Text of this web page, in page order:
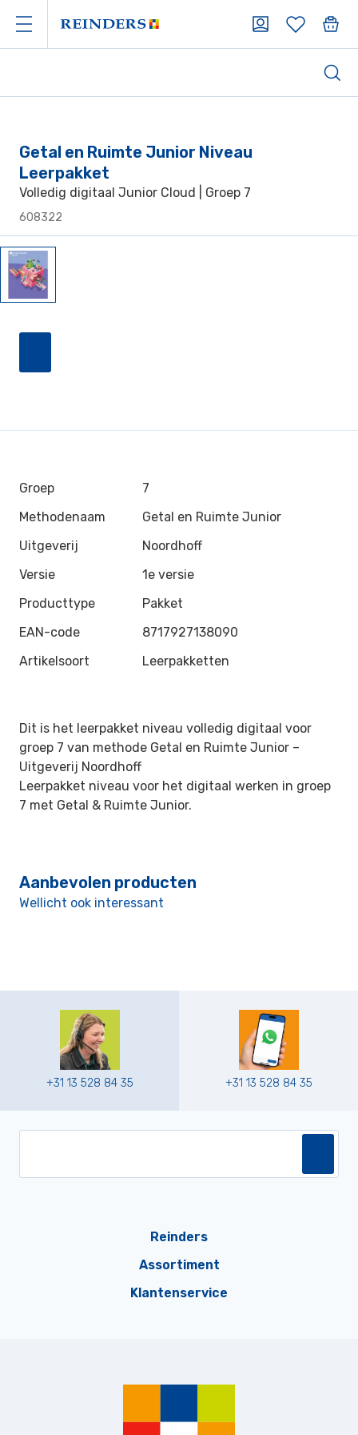
Getal en Ruimte Junior Niveau
Leerpakket
Volledig digitaal Junior Cloud | Groep 7
608322
Groep
7
Methodenaam
Getal en Ruimte Junior
Uitgeverij
Noordhoff
Versie
1e versie
Producttype
Pakket
EAN-code
8717927138090
Artikelsoort
Leerpakketten
Dit is het leerpakket niveau volledig digitaal voor
groep 7 van methode Getal en Ruimte Junior –
Uitgeverij Noordhoff
Leerpakket niveau voor het digitaal werken in groep
7 met Getal & Ruimte Junior.
Aanbevolen producten
Wellicht ook interessant
+31 13 528 84 35 +31 13 528 84 35
Reinders
Assortiment
Klantenservice